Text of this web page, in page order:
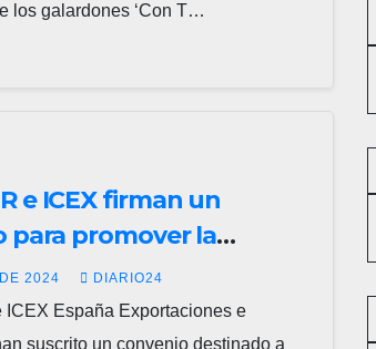
los galardones ‘Con T…
e ICEX firman un
para promover la
de las
tecnológicas turísticas
2024 DIARIO24
ICEX España Exportaciones e
suscrito un convenio destinado a